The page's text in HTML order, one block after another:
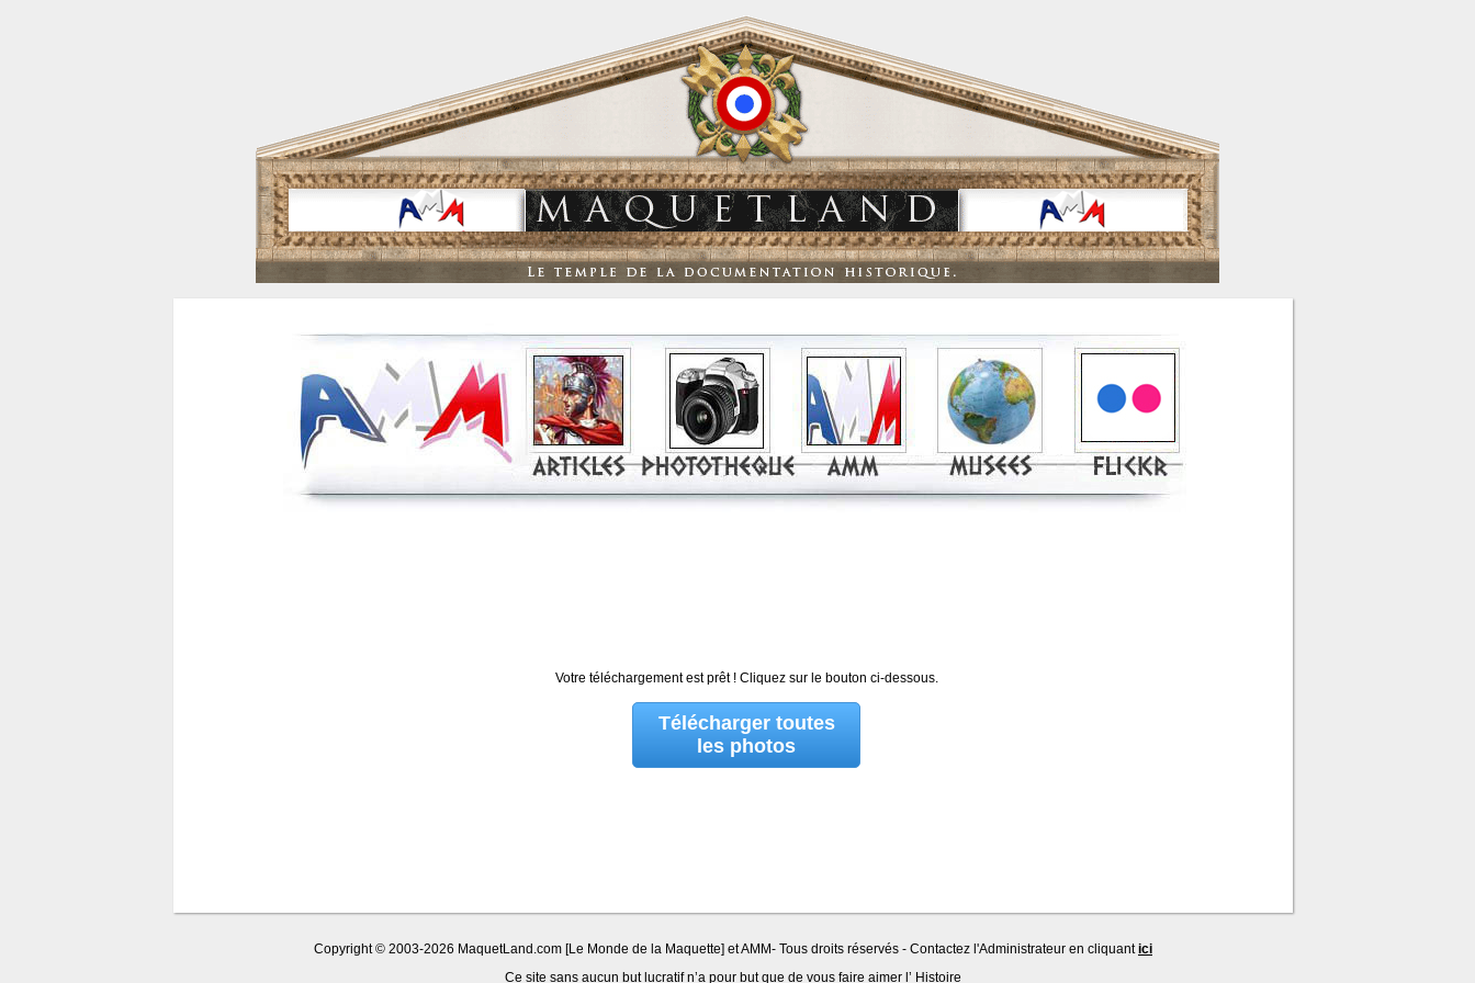
Votre téléchargement est prêt ! Cliquez sur le bouton ci-dessous.
Télécharger toutes
les photos
Copyright © 2003-2026 MaquetLand.com [Le Monde de la Maquette] et AMM- Tous droits réservés - Contactez l'Administrateur en cliquantici
Ce site sans aucun but lucratif n’a pour but que de vous faire aimer l’ Histoire